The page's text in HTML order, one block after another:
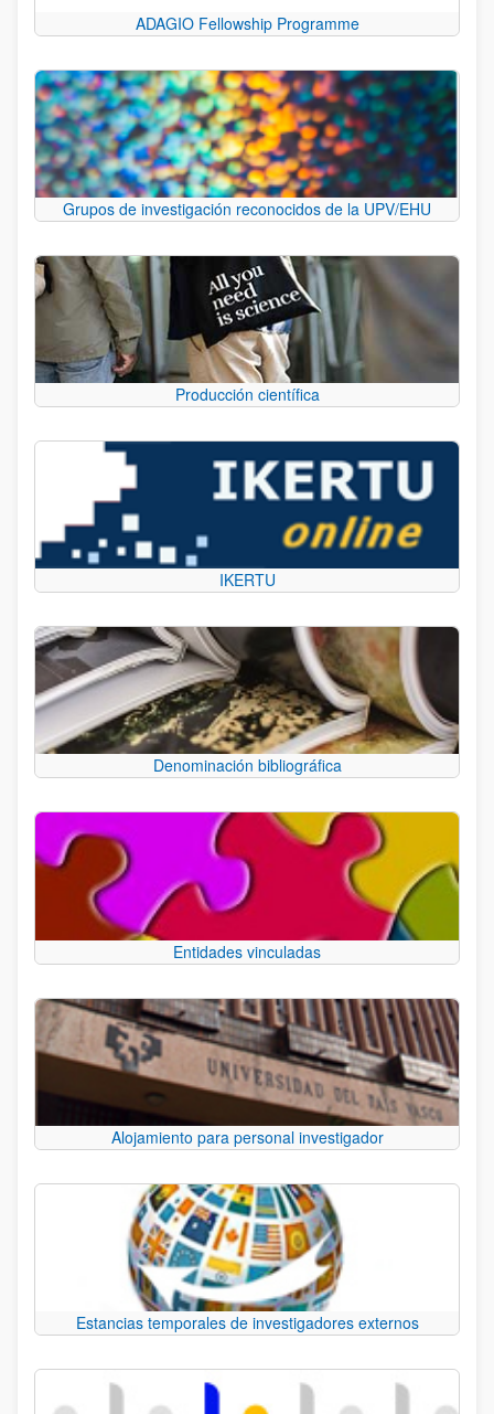
ADAGIO Fellowship Programme
Grupos de investigación reconocidos de la UPV/EHU
Producción científica
IKERTU
Denominación bibliográfica
Entidades vinculadas
Alojamiento para personal investigador
Estancias temporales de investigadores externos